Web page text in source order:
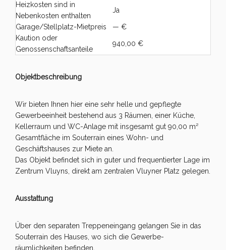
Heizkosten sind in
Nebenkosten enthalten
Ja
Garage/Stellplatz-Mietpreis
— €
Kaution oder
Genossenschaftsanteile
940,00 €
Objektbeschreibung
Wir bieten Ihnen hier eine sehr helle und gepflegte
Gewerbeeinheit bestehend aus 3 Räumen, einer Küche,
Kellerraum und WC-Anlage mit insgesamt gut 90,00 m²
Gesamtfläche im Souterrain eines Wohn- und
Geschäftshauses zur Miete an.
Das Objekt befindet sich in guter und frequentierter Lage im
Zentrum Vluyns, direkt am zentralen Vluyner Platz gelegen.
Ausstattung
Über den separaten Treppeneingang gelangen Sie in das
Souterrain des Hauses, wo sich die Gewerbe-
räumlichkeiten befinden.